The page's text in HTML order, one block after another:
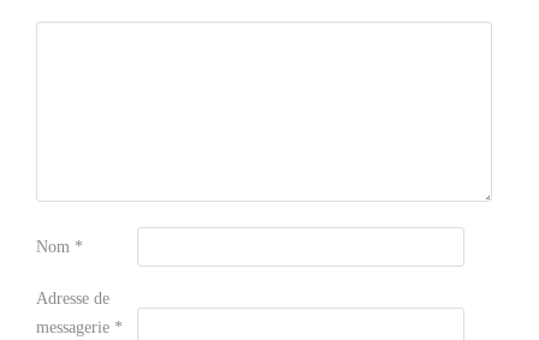
Nom *
Adresse de
messagerie *